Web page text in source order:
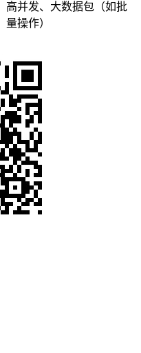
高并发、大数据包（如批
量操作）